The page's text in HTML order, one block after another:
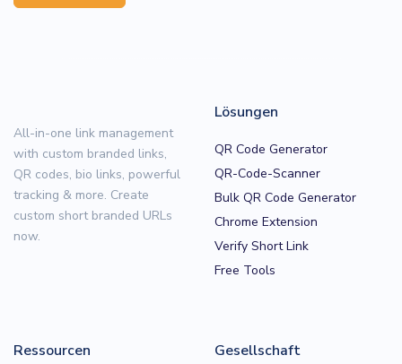
All-in-one link management
with custom branded links,
QR codes, bio links, powerful
tracking & more. Create
custom short branded URLs
now.
Lösungen
QR Code Generator
QR-Code-Scanner
Bulk QR Code Generator
Chrome Extension
Verify Short Link
Free Tools
Ressourcen Gesellschaft